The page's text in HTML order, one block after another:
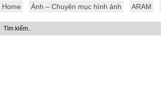
Home Ảnh – Chuyên mục hình ảnh ARAM